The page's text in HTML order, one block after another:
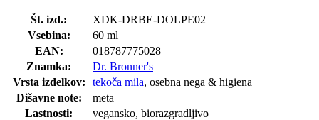
Št. izd.:
XDK-DRBE-DOLPE02
Vsebina:
60 ml
EAN:
018787775028
Znamka:
Dr. Bronner's
Vrsta izdelkov:
tekoča mila, osebna nega & higiena
Dišavne note:
meta
Lastnosti:
vegansko, biorazgradljivo